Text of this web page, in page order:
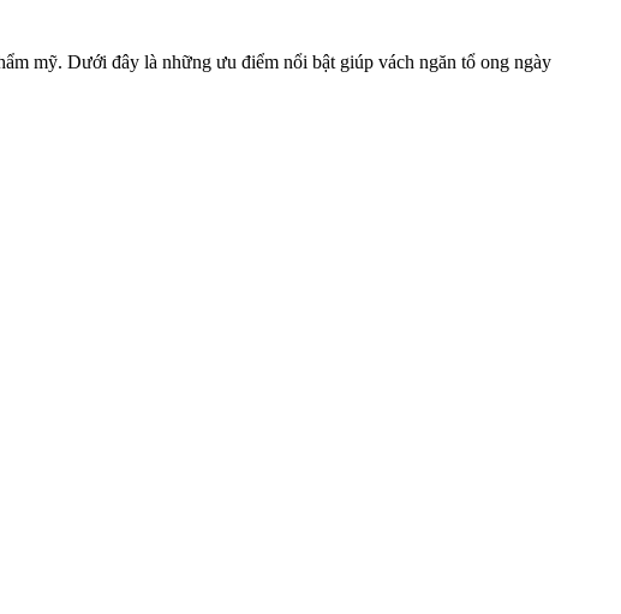
mỹ. Dưới đây là những ưu điểm nổi bật giúp vách ngăn tổ ong ngày